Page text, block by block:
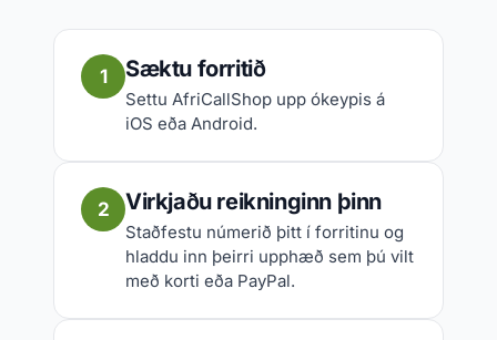
1 Sæktu forritið
Settu AfriCallShop upp ókeypis á
iOS eða Android.
2 Virkjaðu reikninginn þinn
Staðfestu númerið þitt í forritinu og
hladdu inn þeirri upphæð sem þú vilt
með korti eða PayPal.